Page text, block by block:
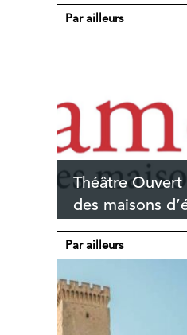
Par ailleurs
Théâtre Ouvert
des maisons
Par ailleurs